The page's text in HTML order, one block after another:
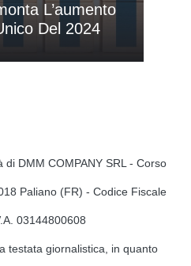
L’aumento
Del 2024
DMM COMPANY SRL - Corso
Paliano (FR) - Codice Fiscale
03144800608
testata giornalistica, in quanto